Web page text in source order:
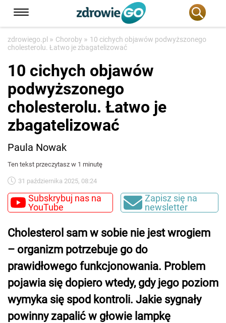
zdrowiego.pl » Choroby » 10 cichych objawów podwyższonego
cholesterolu. Łatwo je zbagatelizować
10 cichych objawów
podwyższonego
cholesterolu. Łatwo je
zbagatelizować
Paula Nowak
Ten tekst przeczytasz w 1 minutę
31 października 2025, 08:24
Subskrybuj nas na
YouTube
Zapisz się na
newsletter
Cholesterol sam w sobie nie jest wrogiem
– organizm potrzebuje go do
prawidłowego funkcjonowania. Problem
pojawia się dopiero wtedy, gdy jego poziom
wymyka się spod kontroli. Jakie sygnały
powinny zapalić w głowie lampkę